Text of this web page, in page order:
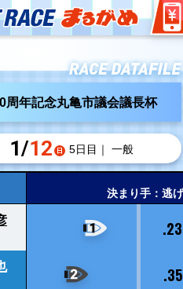
周年記念丸亀市議会議長杯
1/12 5日目｜ 一般
決まり手：逃げ
.23
.35